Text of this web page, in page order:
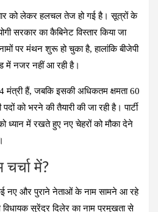
को लेकर हलचल तेज हो गई है। सूत्रों के
सरकार का कैबिनेट विस्तार किया जा
पर मंथन शुरू हो चुका है, हालांकि बीजेपी
में नजर नहीं आ रही है।
हैं, जबकि इसकी अधिकतम क्षमता 60
को भरने की तैयारी की जा रही है। पार्टी
ध्यान में रखते हुए नए चेहरों को मौका देने
में?
नए और पुराने नेताओं के नाम सामने आ रहे
सुरेंद्र दिलेर का नाम प्रमुखता से